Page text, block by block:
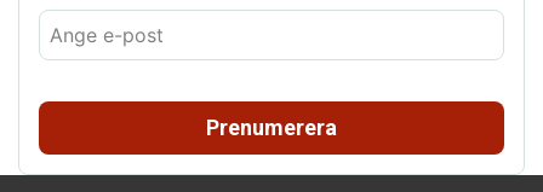
Prenumerera